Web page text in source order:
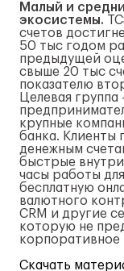
Малый и
экосистемы.
счетов
50 тыс годом
предыдущей
свыше 20 тыс
показателю
Целевая
крупные
банка. Клиенты
денежным
быстрые
часы работы
бесплатную
валютного
CRM и другие
которую не
корпоративное
Скачать